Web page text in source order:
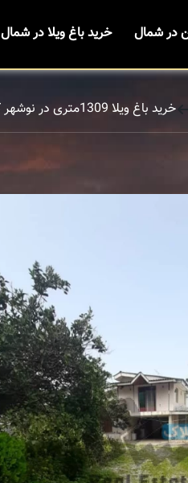
در شمال خرید باغ ویلا در شمال
خرید باغ ویلا 1309متری در نوشهر کهنه سرا